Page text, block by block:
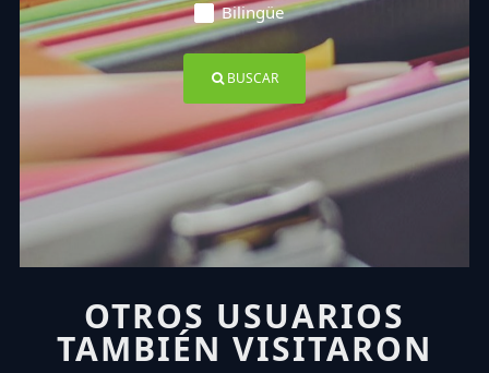
Bilingüe
BUSCAR
OTROS USUARIOS
TAMBIÉN VISITARON